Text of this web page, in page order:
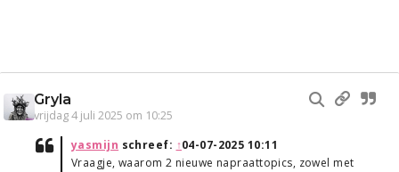
Gryla
vrijdag 4 juli 2025 om 10:25
yasmijn schreef: ↑04-07-2025 10:11
Vraagje, waarom 2 nieuwe napraattopics, zowel met